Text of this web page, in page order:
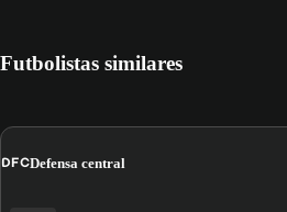
Futbolistas similares
DFCDefensa central